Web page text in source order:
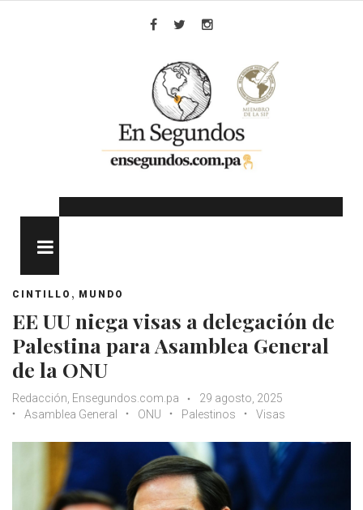
CINTILLO , MUNDO
EE UU niega visas a delegación de
Palestina para Asamblea General
de la ONU
Redacción, Ensegundos.com.pa
29 agosto, 2025
Asamblea General
ONU Palestinos Visas